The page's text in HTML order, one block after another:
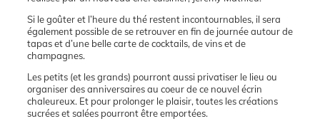
Si le goûter et l’heure du thé restent incontournables, il sera
également possible de se retrouver en fin de journée autour de
tapas et d’une belle carte de cocktails, de vins et de
champagnes.
Les petits (et les grands) pourront aussi privatiser le lieu ou
organiser des anniversaires au coeur de ce nouvel écrin
chaleureux. Et pour prolonger le plaisir, toutes les créations
sucrées et salées pourront être emportées.